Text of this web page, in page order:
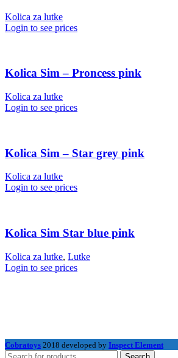
Kolica za lutke
Login to see prices
Kolica Sim – Proncess pink
Kolica za lutke
Login to see prices
Kolica Sim – Star grey pink
Kolica za lutke
Login to see prices
Kolica Sim Star blue pink
Kolica za lutke, Lutke
Login to see prices
Cobratoys 2018 developed by Inspect Element